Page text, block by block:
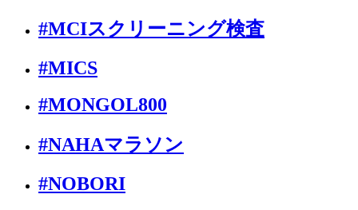
#MCIスクリーニング検査
#MICS
#MONGOL800
#NAHAマラソン
#NOBORI